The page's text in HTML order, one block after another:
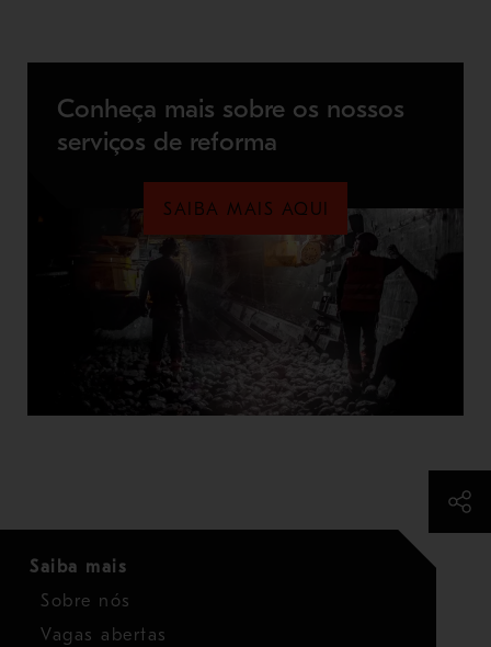
Conheça mais sobre os nossos
serviços de reforma
SAIBA MAIS AQUI
Saiba mais
Sobre nós
Vagas abertas